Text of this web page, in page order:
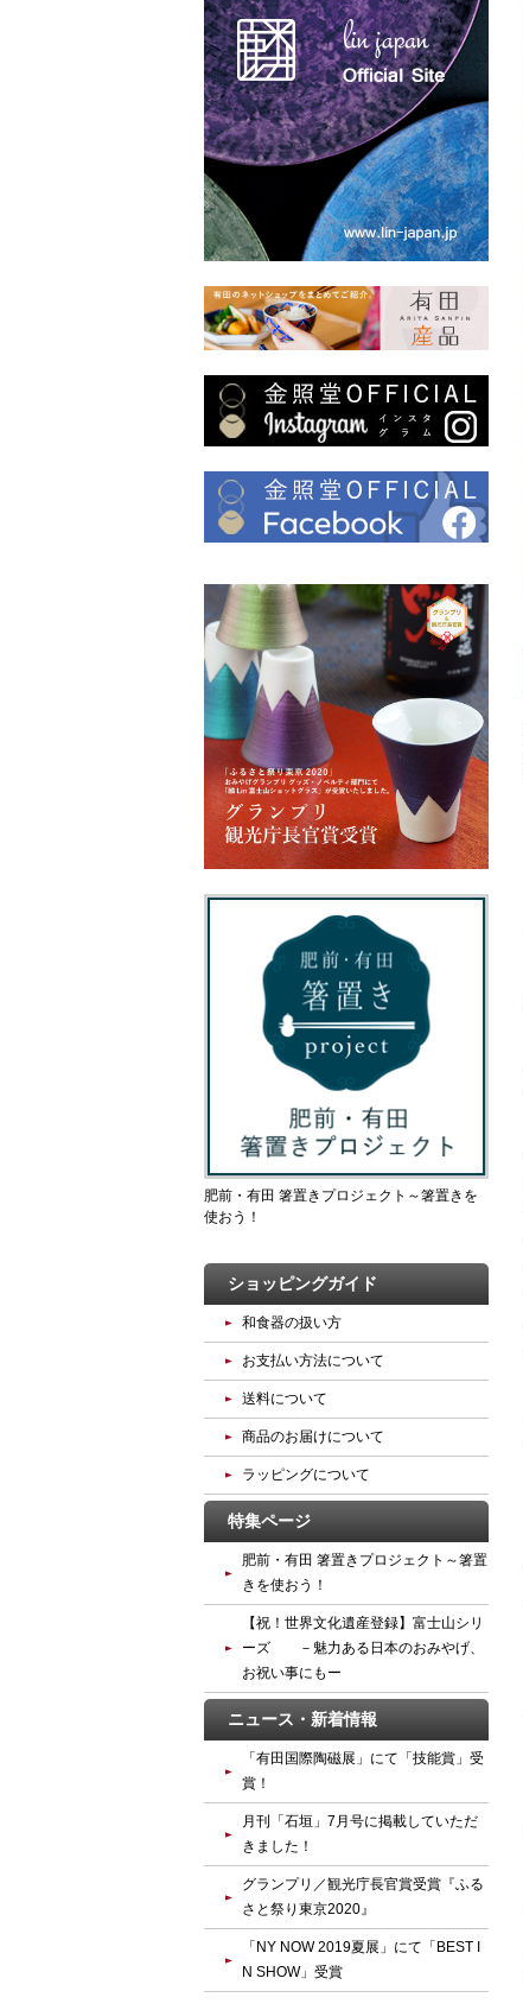
肥前・有田 箸置きプロジェクト～箸置きを
使おう！
ショッピングガイド
和食器の扱い方
お支払い方法について
送料について
商品のお届けについて
ラッピングについて
特集ページ
肥前・有田 箸置きプロジェクト～箸置
きを使おう！
【祝！世界文化遺産登録】富士山シリ
ーズ －魅力ある日本のおみやげ、
お祝い事にもー
ニュース・新着情報
「有田国際陶磁展」にて「技能賞」受
賞！
月刊「石垣」7月号に掲載していただ
きました！
グランプリ／観光庁長官賞受賞『ふる
さと祭り東京2020』
「NY NOW 2019夏展」にて「BEST I
N SHOW」受賞